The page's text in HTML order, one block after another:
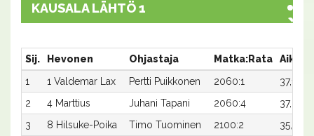
KAUSALA LÄHTÖ 1
Sij. Hevonen Ohjastaja Matka:Rata Aika
1
1 Valdemar Lax Pertti Puikkonen 2060:1 37,1
2
4 Marttius Juhani Tapani 2060:4 37,2
3
8 Hilsuke-Poika Timo Tuominen 2100:2 35,9